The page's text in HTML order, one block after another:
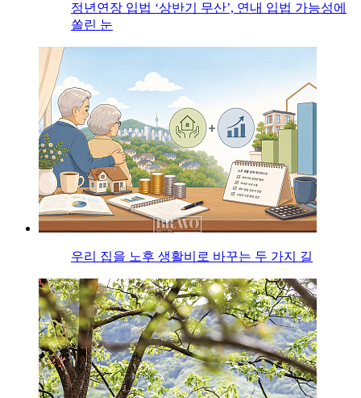
정년연장 입법 ‘상반기 무산’, 연내 입법 가능성에
쏠린 눈
우리 집을 노후 생활비로 바꾸는 두 가지 길